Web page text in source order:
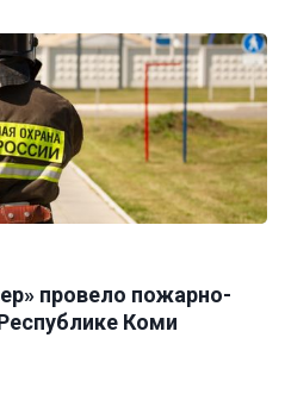
провело пожарно-
Коми